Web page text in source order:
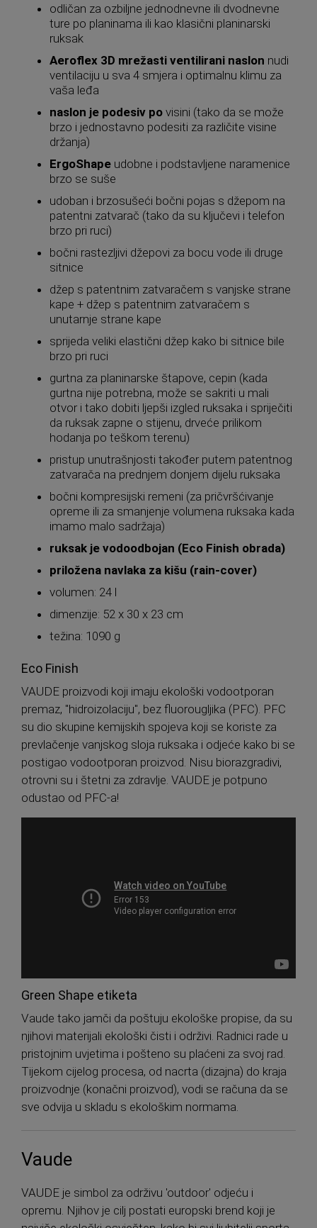
odličan za ozbiljne jednodnevne ili dvodnevne
ture po planinama ili kao klasični planinarski
ruksak
Aeroflex 3D mrežasti ventilirani naslon nudi
ventilaciju u sva 4 smjera i optimalnu klimu za
vaša leđa
naslon je podesiv po visini (tako da se može
brzo i jednostavno podesiti za različite visine
držanja)
ErgoShape udobne i podstavljene naramenice
brzo se suše
udoban i brzosušeći bočni pojas s džepom na
patentni zatvarač (tako da su ključevi i telefon
brzo pri ruci)
bočni rastezljivi džepovi za bocu vode ili druge
sitnice
džep s patentnim zatvaračem s vanjske strane
kape + džep s patentnim zatvaračem s
unutarnje strane kape
sprijeda veliki elastični džep kako bi sitnice bile
brzo pri ruci
gurtna za planinarske štapove, cepin (kada
gurtna nije potrebna, može se sakriti u mali
otvor i tako dobiti ljepši izgled ruksaka i spriječiti
da ruksak zapne o stijenu, drveće prilikom
hodanja po teškom terenu)
pristup unutrašnjosti također putem patentnog
zatvarača na prednjem donjem dijelu ruksaka
bočni kompresijski remeni (za pričvršćivanje
opreme ili za smanjenje volumena ruksaka kada
imamo malo sadržaja)
ruksak je vodoodbojan (Eco Finish obrada)
priložena navlaka za kišu (rain-cover)
volumen: 24 l
dimenzije: 52 x 30 x 23 cm
težina: 1090 g
Eco Finish
VAUDE proizvodi koji imaju ekološki vodootporan
premaz, "hidroizolaciju", bez fluorougljika (PFC). PFC
su dio skupine kemijskih spojeva koji se koriste za
prevlačenje vanjskog sloja ruksaka i odjeće kako bi se
postigao vodootporan proizvod. Nisu biorazgradivi,
otrovni su i štetni za zdravlje. VAUDE je potpuno
odustao od PFC-a!
Green Shape etiketa
Vaude tako jamči da poštuju ekološke propise, da su
njihovi materijali ekološki čisti i održivi. Radnici rade u
pristojnim uvjetima i pošteno su plaćeni za svoj rad.
Tijekom cijelog procesa, od nacrta (dizajna) do kraja
proizvodnje (konačni proizvod), vodi se računa da se
sve odvija u skladu s ekološkim normama.
Vaude
VAUDE je simbol za održivu 'outdoor' odjeću i
opremu. Njihov je cilj postati europski brend koji je